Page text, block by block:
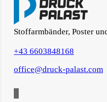
Stoffarmbänder, Poster
+43 6603848168
office@druck-palast.com